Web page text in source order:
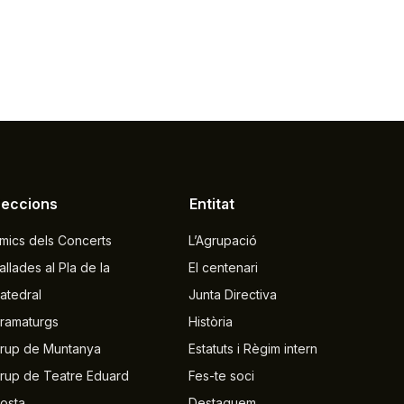
dels Concerts
al Pla de la
de Muntanya
de Teatre Eduard
Entitat
L’Agrupació
El centenari
Junta Directiva
Història
Estatuts i Règim intern
Fes-te soci